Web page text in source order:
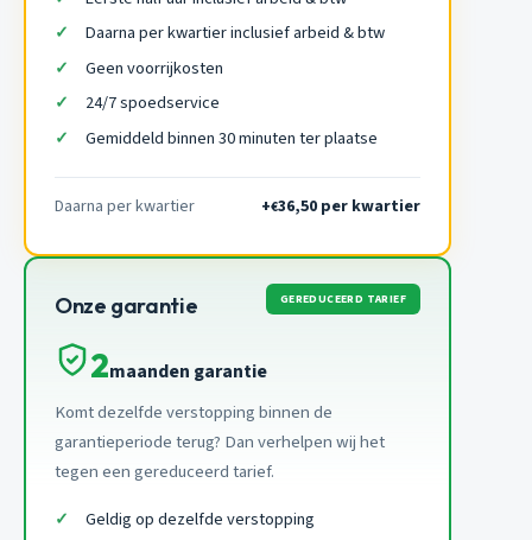
Daarna per kwartier inclusief arbeid & btw
Geen voorrijkosten
24/7 spoedservice
Gemiddeld binnen 30 minuten ter plaatse
Daarna per kwartier +€36,50 per kwartier
Onze garantie GEREDUCEERD TARIEF
2maanden garantie
Komt dezelfde verstopping binnen de
garantieperiode terug? Dan verhelpen wij het
tegen een gereduceerd tarief.
Geldig op dezelfde verstopping